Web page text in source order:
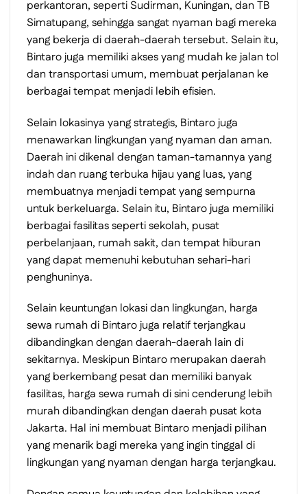
perkantoran, seperti Sudirman, Kuningan, dan TB
Simatupang, sehingga sangat nyaman bagi mereka
yang bekerja di daerah-daerah tersebut. Selain itu,
Bintaro juga memiliki akses yang mudah ke jalan tol
dan transportasi umum, membuat perjalanan ke
berbagai tempat menjadi lebih efisien.
Selain lokasinya yang strategis, Bintaro juga
menawarkan lingkungan yang nyaman dan aman.
Daerah ini dikenal dengan taman-tamannya yang
indah dan ruang terbuka hijau yang luas, yang
membuatnya menjadi tempat yang sempurna
untuk berkeluarga. Selain itu, Bintaro juga memiliki
berbagai fasilitas seperti sekolah, pusat
perbelanjaan, rumah sakit, dan tempat hiburan
yang dapat memenuhi kebutuhan sehari-hari
penghuninya.
Selain keuntungan lokasi dan lingkungan, harga
sewa rumah di Bintaro juga relatif terjangkau
dibandingkan dengan daerah-daerah lain di
sekitarnya. Meskipun Bintaro merupakan daerah
yang berkembang pesat dan memiliki banyak
fasilitas, harga sewa rumah di sini cenderung lebih
murah dibandingkan dengan daerah pusat kota
Jakarta. Hal ini membuat Bintaro menjadi pilihan
yang menarik bagi mereka yang ingin tinggal di
lingkungan yang nyaman dengan harga terjangkau.